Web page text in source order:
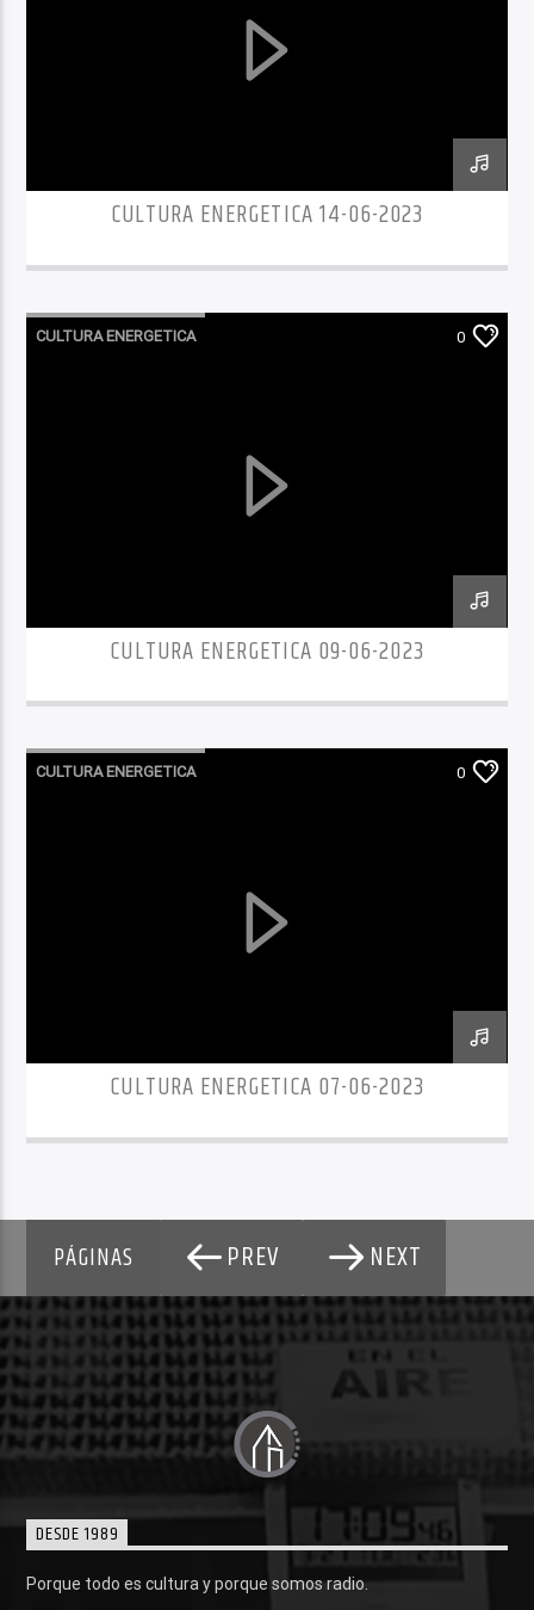
CULTURA ENERGETICA 14-06-2023
CULTURA ENERGETICA 0
CULTURA ENERGETICA 09-06-2023
CULTURA ENERGETICA 0
CULTURA ENERGETICA 07-06-2023
PÁGINAS PREV NEXT
DESDE 1989
Porque todo es cultura y porque somos radio.